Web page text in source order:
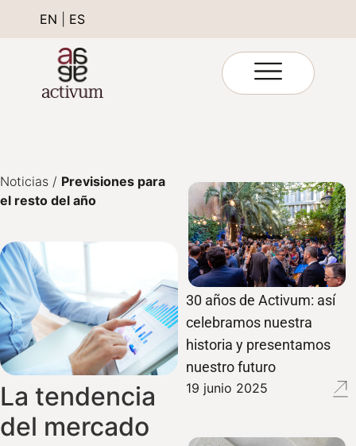
EN ES
Noticias / Previsiones para
el resto del año
La tendencia
del mercado
30 años de Activum: así
celebramos nuestra
historia y presentamos
nuestro futuro
19 junio 2025